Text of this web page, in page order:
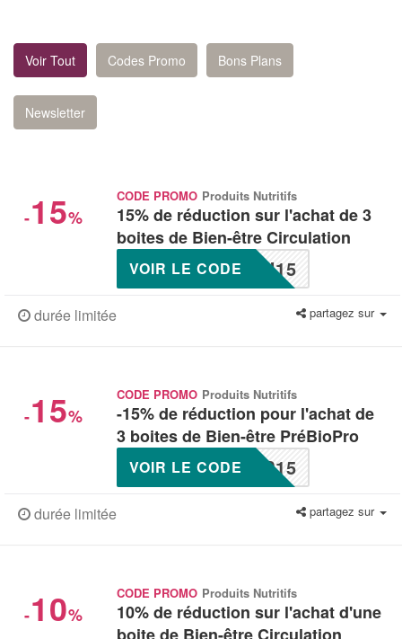
Voir Tout Codes Promo Bons Plans
Newsletter
-15%
CODE PROMO Produits Nutritifs
15% de réduction sur l'achat de 3
boites de Bien-être Circulation
U15
VOIR LE CODE
durée limitée partagez sur
-15%
CODE PROMO Produits Nutritifs
-15% de réduction pour l'achat de
3 boites de Bien-être PréBioPro
P15
VOIR LE CODE
durée limitée partagez sur
-10%
CODE PROMO Produits Nutritifs
10% de réduction sur l'achat d'une